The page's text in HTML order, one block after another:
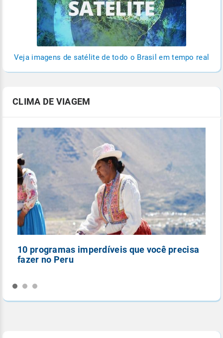
Veja imagens de satélite de todo o Brasil em tempo real
CLIMA DE VIAGEM
10 programas imperdíveis que você precisa
fazer no Peru